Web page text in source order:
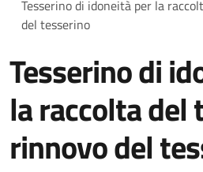
Tesserino di idoneità per la
del tesserino
Tesserino di
la raccolta del
rinnovo del